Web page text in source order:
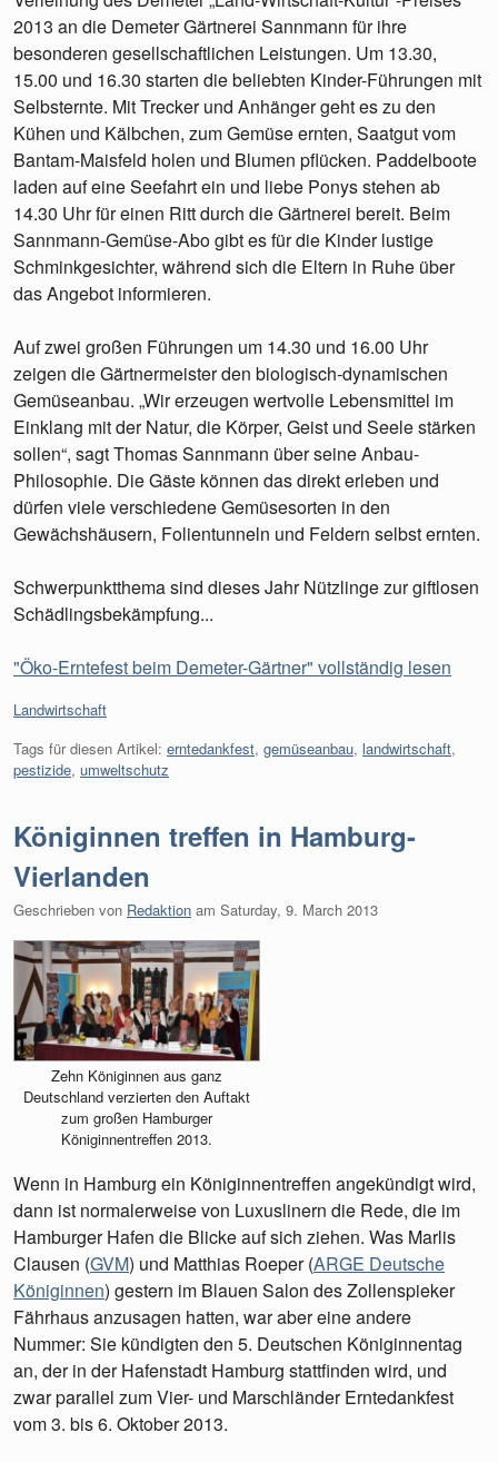
2013 an die Demeter Gärtnerei Sannmann für ihre
besonderen gesellschaftlichen Leistungen. Um 13.30,
15.00 und 16.30 starten die beliebten Kinder-Führungen mit
Selbsternte. Mit Trecker und Anhänger geht es zu den
Kühen und Kälbchen, zum Gemüse ernten, Saatgut vom
Bantam-Maisfeld holen und Blumen pflücken. Paddelboote
laden auf eine Seefahrt ein und liebe Ponys stehen ab
14.30 Uhr für einen Ritt durch die Gärtnerei bereit. Beim
Sannmann-Gemüse-Abo gibt es für die Kinder lustige
Schminkgesichter, während sich die Eltern in Ruhe über
das Angebot informieren.
Auf zwei großen Führungen um 14.30 und 16.00 Uhr
zeigen die Gärtnermeister den biologisch-dynamischen
Gemüseanbau. „Wir erzeugen wertvolle Lebensmittel im
Einklang mit der Natur, die Körper, Geist und Seele stärken
sollen“, sagt Thomas Sannmann über seine Anbau-
Philosophie. Die Gäste können das direkt erleben und
dürfen viele verschiedene Gemüsesorten in den
Gewächshäusern, Folientunneln und Feldern selbst ernten.
Schwerpunktthema sind dieses Jahr Nützlinge zur giftlosen
Schädlingsbekämpfung...
"Öko-Erntefest beim Demeter-Gärtner" vollständig lesen
Kategorien:
Landwirtschaft
Tags für diesen Artikel: erntedankfest, gemüseanbau, landwirtschaft,
pestizide, umweltschutz
Königinnen treffen in Hamburg-
Vierlanden
Geschrieben von Redaktion am Saturday, 9. March 2013
Zehn Königinnen aus ganz
Deutschland verzierten den Auftakt
zum großen Hamburger
Königinnentreffen 2013.
Wenn in Hamburg ein Königinnentreffen angekündigt wird,
dann ist normalerweise von Luxuslinern die Rede, die im
Hamburger Hafen die Blicke auf sich ziehen. Was Marlis
Clausen (GVM) und Matthias Roeper (ARGE Deutsche
Königinnen) gestern im Blauen Salon des Zollenspieker
Fährhaus anzusagen hatten, war aber eine andere
Nummer: Sie kündigten den 5. Deutschen Königinnentag
an, der in der Hafenstadt Hamburg stattfinden wird, und
zwar parallel zum Vier- und Marschländer Erntedankfest
vom 3. bis 6. Oktober 2013.